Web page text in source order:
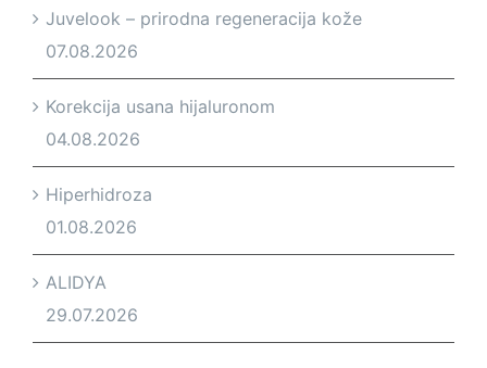
Juvelook – prirodna regeneracija kože
07.08.2026
Korekcija usana hijaluronom
04.08.2026
Hiperhidroza
01.08.2026
ALIDYA
29.07.2026